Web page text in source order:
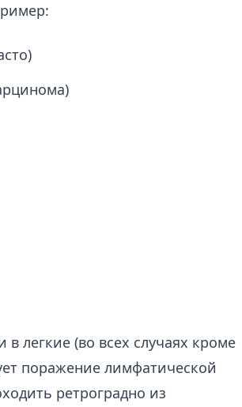
легкие (во всех случаях кроме
поражение лимфатической
ретроградно из